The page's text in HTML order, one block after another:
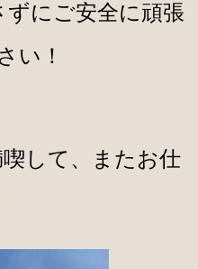
にご安全に頑張
い！
して、またお仕